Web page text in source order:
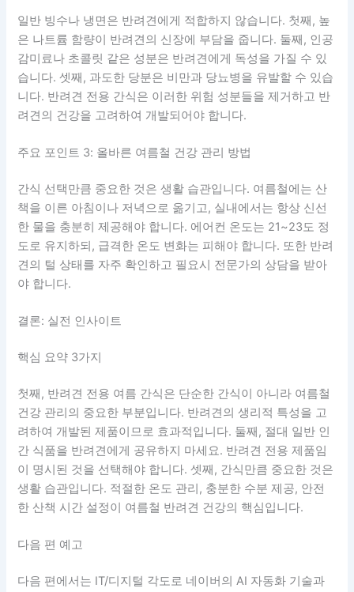
일반 빙수나 냉면은 반려견에게 적합하지 않습니다. 첫째, 높
은 나트륨 함량이 반려견의 신장에 부담을 줍니다. 둘째, 인공
감미료나 초콜릿 같은 성분은 반려견에게 독성을 가질 수 있
습니다. 셋째, 과도한 당분은 비만과 당뇨병을 유발할 수 있습
니다. 반려견 전용 간식은 이러한 위험 성분들을 제거하고 반
려견의 건강을 고려하여 개발되어야 합니다.
주요 포인트 3: 올바른 여름철 건강 관리 방법
간식 선택만큼 중요한 것은 생활 습관입니다. 여름철에는 산
책을 이른 아침이나 저녁으로 옮기고, 실내에서는 항상 신선
한 물을 충분히 제공해야 합니다. 에어컨 온도는 21~23도 정
도로 유지하되, 급격한 온도 변화는 피해야 합니다. 또한 반려
견의 털 상태를 자주 확인하고 필요시 전문가의 상담을 받아
야 합니다.
결론: 실전 인사이트
핵심 요약 3가지
첫째, 반려견 전용 여름 간식은 단순한 간식이 아니라 여름철
건강 관리의 중요한 부분입니다. 반려견의 생리적 특성을 고
려하여 개발된 제품이므로 효과적입니다. 둘째, 절대 일반 인
간 식품을 반려견에게 공유하지 마세요. 반려견 전용 제품임
이 명시된 것을 선택해야 합니다. 셋째, 간식만큼 중요한 것은
생활 습관입니다. 적절한 온도 관리, 충분한 수분 제공, 안전
한 산책 시간 설정이 여름철 반려견 건강의 핵심입니다.
다음 편 예고
다음 편에서는 IT/디지털 각도로 네이버의 AI 자동화 기술과